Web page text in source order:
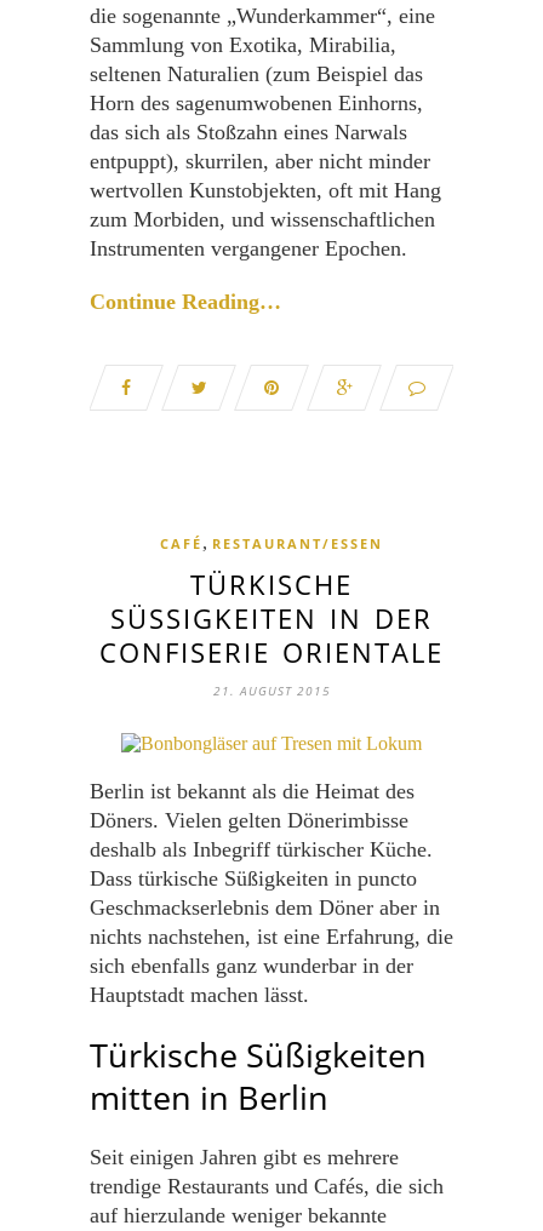
die sogenannte „Wunderkammer“, eine
Sammlung von Exotika, Mirabilia,
seltenen Naturalien (zum Beispiel das
Horn des sagenumwobenen Einhorns,
das sich als Stoßzahn eines Narwals
entpuppt), skurrilen, aber nicht minder
wertvollen Kunstobjekten, oft mit Hang
zum Morbiden, und wissenschaftlichen
Instrumenten vergangener Epochen.
Continue Reading…
CAFÉ , RESTAURANT/ESSEN
TÜRKISCHE
SÜSSIGKEITEN IN DER C
ONFISERIE ORIENTALE
21. AUGUST 2015
Berlin ist bekannt als die Heimat des
Döners. Vielen gelten Dönerimbisse
deshalb als Inbegriff türkischer Küche.
Dass türkische Süßigkeiten in puncto
Geschmackserlebnis dem Döner aber in
nichts nachstehen, ist eine Erfahrung, die
sich ebenfalls ganz wunderbar in der
Hauptstadt machen lässt.
Türkische Süßigkeiten
mitten in Berlin
Seit einigen Jahren gibt es mehrere
trendige Restaurants und Cafés, die sich
auf hierzulande weniger bekannte